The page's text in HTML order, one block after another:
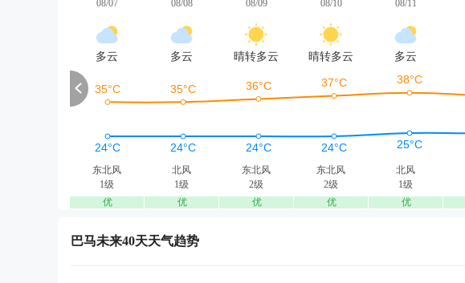
08/07
多云
东北风
1级
优
08/08
多云
北风
1级
优
08/09
晴转多云
东北风
2级
优
08/10
晴转多云
东北风
2级
优
08/11
多云
北风
1级
优
巴马未来40天天气趋势